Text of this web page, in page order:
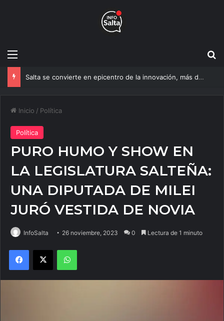
Menú
Salta se convierte en epicentro de la innovación, más de 600 personas ya participan del NOA Innova
Inicio / Política
Política
PURO HUMO Y SHOW EN
LA LEGISLATURA SALTEÑA:
UNA DIPUTADA DE MILEI
JURÓ VESTIDA DE NOVIA
InfoSalta 26 noviembre, 2023 0 Lectura de 1 minuto
Facebook
X WhatsApp